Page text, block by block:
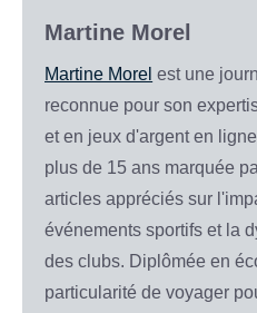
Martine Morel
Martine Morel est une
reconnue pour son
et en jeux d'argent en
plus de 15 ans marquée
articles appréciés sur
événements sportifs et la
des clubs. Diplômée en
particularité de voyager